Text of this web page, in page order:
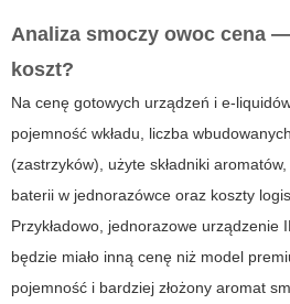
Analiza smoczy owoc cena —
koszt?
Na cenę gotowych urządzeń i e-
pojemność wkładu, liczba
(zastrzyków), użyte składniki
baterii w jednorazówce oraz koszty
Przykładowo, jednorazowe urządzenie
będzie miało inną cenę niż model
pojemność i bardziej złożony aromat